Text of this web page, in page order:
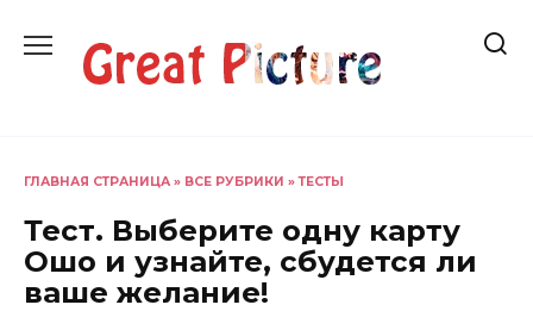
содержанию
ГЛАВНАЯ СТРАНИЦА » ВСЕ РУБРИКИ »ТЕСТЫ
Тест. Выберите одну карту
Ошо и узнайте, сбудется ли
ваше желание!